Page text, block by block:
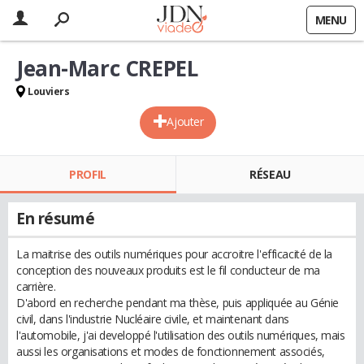
MENU
Ajouter
Jean-Marc CREPEL
Louviers
PROFIL RÉSEAU
En résumé
La maitrise des outils numériques pour accroitre l'efficacité de la
conception des nouveaux produits est le fil conducteur de ma
carrière.
D'abord en recherche pendant ma thèse, puis appliquée au Génie
civil, dans l'industrie Nucléaire civile, et maintenant dans
l'automobile, j'ai developpé l'utilisation des outils numériques, mais
aussi les organisations et modes de fonctionnement associés,